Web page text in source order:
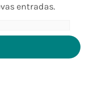
entradas.